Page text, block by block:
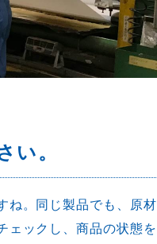
い。
ね。同じ製品でも、原材
ェックし、商品の状態を